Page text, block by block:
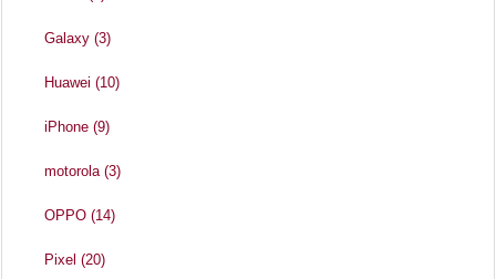
Galaxy(3)
Huawei(10)
iPhone(9)
motorola(3)
OPPO(14)
Pixel(20)